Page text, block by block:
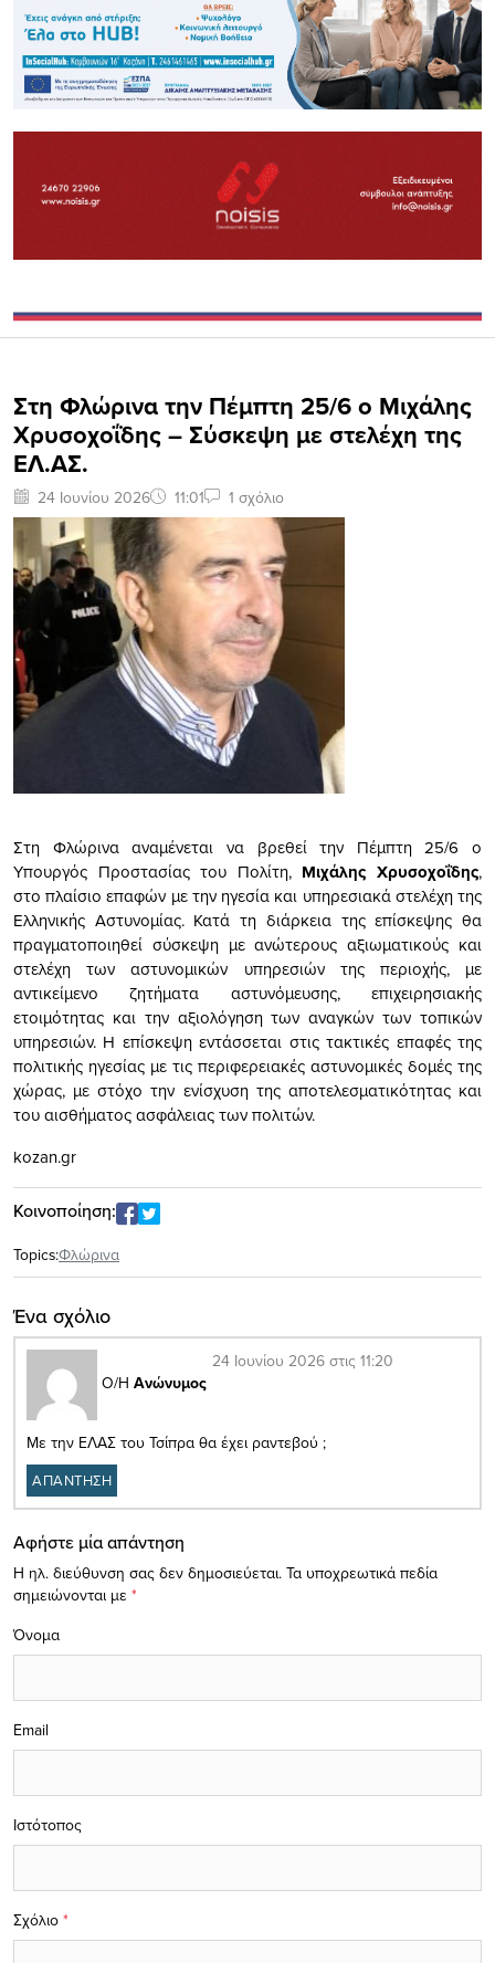
Στη Φλώρινα την Πέμπτη 25/6 ο Μιχάλης
Χρυσοχοΐδης – Σύσκεψη με στελέχη της
ΕΛ.ΑΣ.
24 Ιουνίου 2026 11:01 1 σχόλιο
Στη Φλώρινα αναμένεται να βρεθεί την Πέμπτη 25/6 ο
Υπουργός Προστασίας του Πολίτη, Μιχάλης Χρυσοχοΐδης,
στο πλαίσιο επαφών με την ηγεσία και υπηρεσιακά στελέχη της
Ελληνικής Αστυνομίας. Κατά τη διάρκεια της επίσκεψης θα
πραγματοποιηθεί σύσκεψη με ανώτερους αξιωματικούς και
στελέχη των αστυνομικών υπηρεσιών της περιοχής, με
αντικείμενο ζητήματα αστυνόμευσης, επιχειρησιακής
ετοιμότητας και την αξιολόγηση των αναγκών των τοπικών
υπηρεσιών. Η επίσκεψη εντάσσεται στις τακτικές επαφές της
πολιτικής ηγεσίας με τις περιφερειακές αστυνομικές δομές της
χώρας, με στόχο την ενίσχυση της αποτελεσματικότητας και
του αισθήματος ασφάλειας των πολιτών.
kozan.gr
Κοινοποίηση:
Topics:Φλώρινα
Ένα σχόλιο
Ο/Η Ανώνυμος
24 Ιουνίου 2026 στις 11:20
Με την ΕΛΑΣ του Τσίπρα θα έχει ραντεβού ;
ΑΠΑΝΤΗΣΗ
Αφήστε μία απάντηση
Η ηλ. διεύθυνση σας δεν δημοσιεύεται. Τα υποχρεωτικά πεδία
σημειώνονται με *
Σχόλιο *
Όνομα
Email
Ιστότοπος